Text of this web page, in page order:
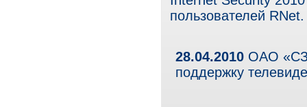
пользователей RNet.
28.04.2010 ОАО
поддержку